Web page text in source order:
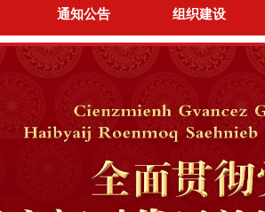
通知公告 组织建设